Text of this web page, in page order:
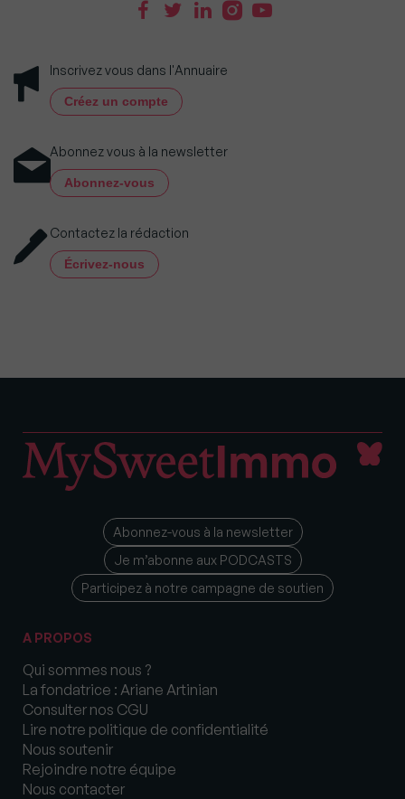
Inscrivez vous dans l'Annuaire
Créez un compte
Abonnez vous à la newsletter
Abonnez-vous
Contactez la rédaction
Écrivez-nous
Abonnez-vous à la newsletter
Je m’abonne aux PODCASTS
Participez à notre campagne de soutien
A PROPOS
Qui sommes nous ?
La fondatrice : Ariane Artinian
Consulter nos CGU
Lire notre politique de confidentialité
Nous soutenir
Rejoindre notre équipe
Nous contacter